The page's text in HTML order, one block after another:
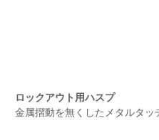
ロックアウト用ハスプ
金属摺動を無くしたメタルタッ